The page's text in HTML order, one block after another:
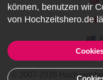
© 2007-2026
können, benutzen wir
von Hochzeitshero.de